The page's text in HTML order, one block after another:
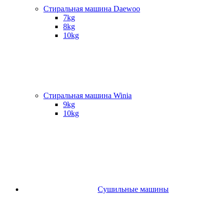
Стиральная машина Daewoo
7kg
8kg
10kg
Стиральная машина Winia
9kg
10kg
Сушильные машины